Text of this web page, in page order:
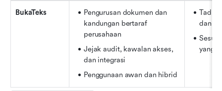
BukaTeks
Pengurusan dokumen dan
kandungan bertaraf
perusahaan
Jejak audit, kawalan akses,
dan integrasi
Penggunaan awan dan hibrid
Tadbir
dan
yang